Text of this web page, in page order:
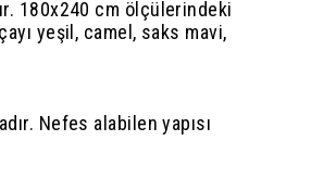
180x240 cm ölçülerindeki
yeşil, camel, saks mavi,
Nefes alabilen yapısı